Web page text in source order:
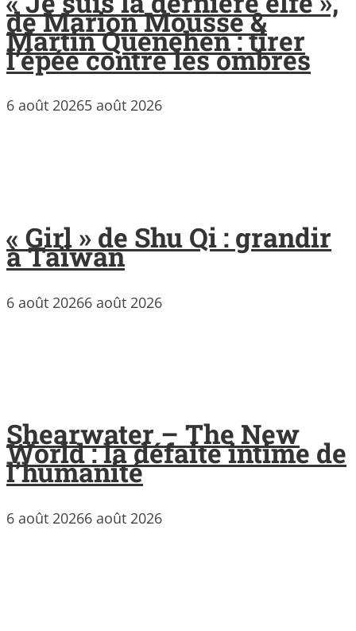
de Marion Mousse &
Martin Quenehen : tirer
l’épée contre les ombres
6 août 20265 août 2026
« Girl » de Shu Qi : grandir
à Taïwan
6 août 20266 août 2026
Shearwater – The New
World : la défaite intime de
l’humanité
6 août 20266 août 2026